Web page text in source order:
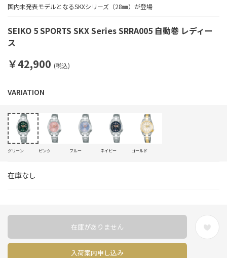
SEIKO 5 SPORTS SKX Series SRRA005 自動巻 レディー
ス
国内未発表モデルとなるSKXシリーズ（28㎜）が登場
￥42,900 (税込)
在庫なし
グリーン ピンク ブルー ネイビー ゴールド
入荷案内申し込み
在庫がありません